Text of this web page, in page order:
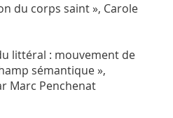
du corps saint », Carole
littéral : mouvement de
sémantique »,
Marc Penchenat